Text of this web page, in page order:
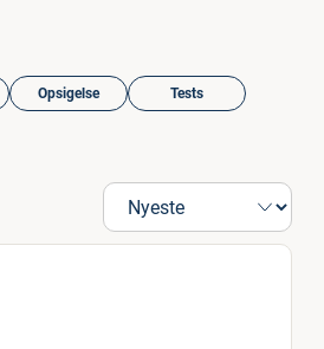
Opsigelse Tests